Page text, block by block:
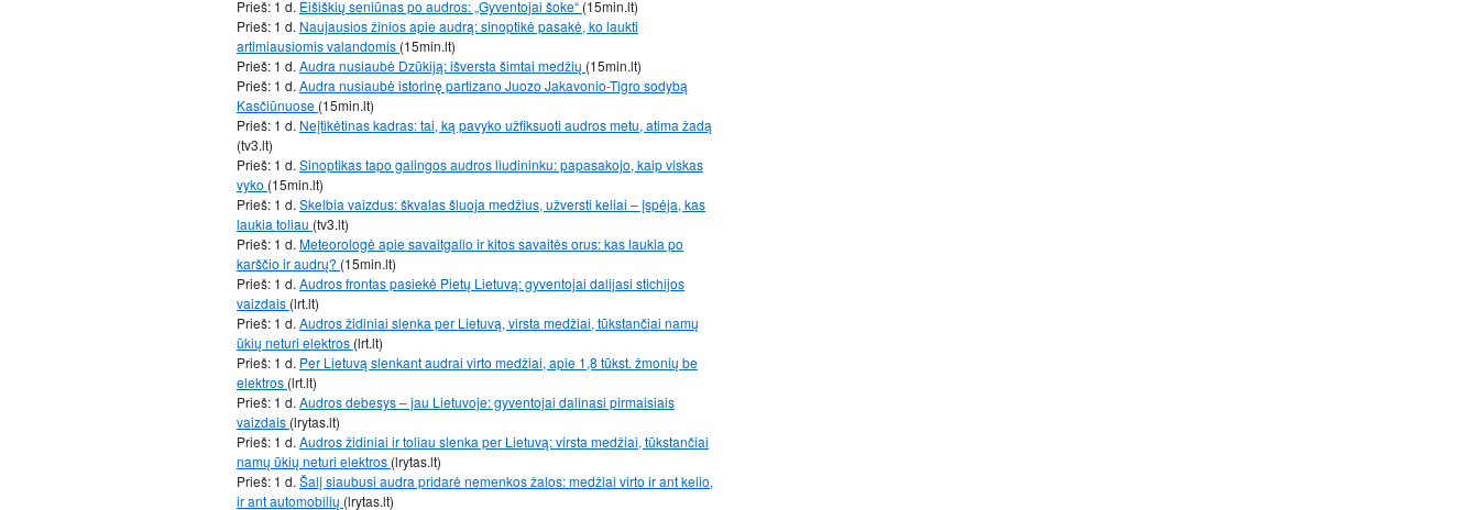
Prieš: 1 d. Eišiškių seniūnas po audros: „Gyventojai šoke“ (15min.lt)
Prieš: 1 d. Naujausios žinios apie audrą: sinoptikė pasakė, ko laukti
artimiausiomis valandomis (15min.lt)
Prieš: 1 d. Audra nusiaubė Dzūkiją: išversta šimtai medžių (15min.lt)
Prieš: 1 d. Audra nusiaubė istorinę partizano Juozo Jakavonio-Tigro sodybą
Kasčiūnuose (15min.lt)
Prieš: 1 d. Neįtikėtinas kadras: tai, ką pavyko užfiksuoti audros metu, atima žadą
(tv3.lt)
Prieš: 1 d. Sinoptikas tapo galingos audros liudininku: papasakojo, kaip viskas
vyko (15min.lt)
Prieš: 1 d. Skelbia vaizdus: škvalas šluoja medžius, užversti keliai – įspėja, kas
laukia toliau (tv3.lt)
Prieš: 1 d. Meteorologė apie savaitgalio ir kitos savaitės orus: kas laukia po
karščio ir audrų? (15min.lt)
Prieš: 1 d. Audros frontas pasiekė Pietų Lietuvą: gyventojai dalijasi stichijos
vaizdais (lrt.lt)
Prieš: 1 d. Audros židiniai slenka per Lietuvą, virsta medžiai, tūkstančiai namų
ūkių neturi elektros (lrt.lt)
Prieš: 1 d. Per Lietuvą slenkant audrai virto medžiai, apie 1,8 tūkst. žmonių be
elektros (lrt.lt)
Prieš: 1 d. Audros debesys – jau Lietuvoje: gyventojai dalinasi pirmaisiais
vaizdais (lrytas.lt)
Prieš: 1 d. Audros židiniai ir toliau slenka per Lietuvą: virsta medžiai, tūkstančiai
namų ūkių neturi elektros (lrytas.lt)
Prieš: 1 d. Šalį siaubusi audra pridarė nemenkos žalos: medžiai virto ir ant kelio,
ir ant automobilių (lrytas.lt)